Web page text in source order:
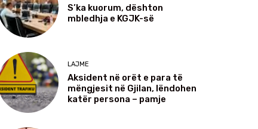
S’ka kuorum, dështon
mbledhja e KGJK-së
LAJME
Aksident në orët e para të
mëngjesit në Gjilan, lëndohen
katër persona – pamje